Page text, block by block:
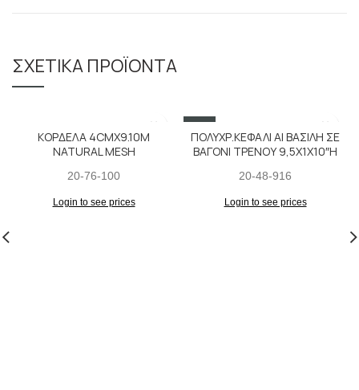
ΣΧΕΤΙΚΆ ΠΡΟΪΌΝΤΑ
ΚΟΡΔΕΛΑ 4CMX9.10M
NATURAL MESH
20-76-100
Login to see prices
SALE
ΠΟΛΥΧΡ.ΚΕΦΑΛΙ ΑΙ ΒΑΣΙΛΗ ΣΕ
ΒΑΓΟΝΙ ΤΡΕΝΟΥ 9,5X1X10″H
20-48-916
Login to see prices